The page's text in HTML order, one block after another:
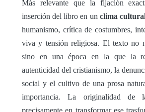
Más relevante que la fijación
inserción del libro en un clima
humanismo, crítica de costumbres,
viva y tensión religiosa. El texto no
sino en una época en la que la
autenticidad del cristianismo, la
social y el cultivo de una prosa
importancia. La originalidad de